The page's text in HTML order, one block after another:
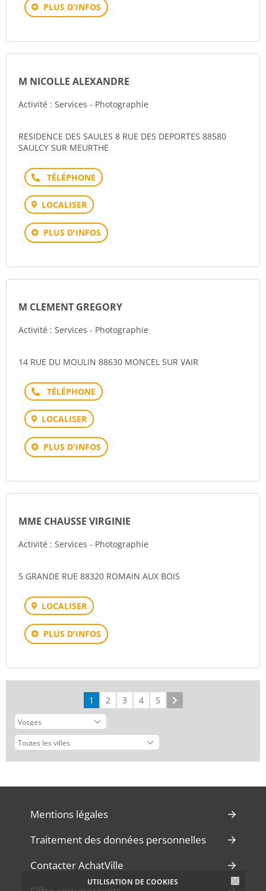
UTILISATION DE COOKIES
PLUS D'INFOS
M NICOLLE ALEXANDRE
Activité : Services - Photographie
RESIDENCE DES SAULES 8 RUE DES DEPORTES 88580
SAULCY SUR MEURTHE
Téléphone
LOCALISER
PLUS D'INFOS
M CLEMENT GREGORY
Activité : Services - Photographie
14 RUE DU MOULIN 88630 MONCEL SUR VAIR
Téléphone
LOCALISER
PLUS D'INFOS
MME CHAUSSE VIRGINIE
Activité : Services - Photographie
5 GRANDE RUE 88320 ROMAIN AUX BOIS
LOCALISER
PLUS D'INFOS
1 2 3 4 5
Mentions légales
Traitement des données personnelles
Contacter AchatVille